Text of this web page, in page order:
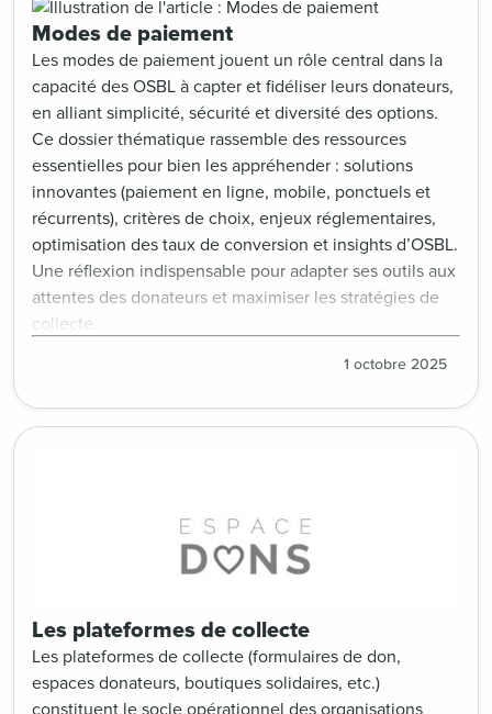
Une approche innovante pour diversifier les modes de
collecte et renforcer la conversation avec les
donateurs.
Modes de paiement
Les modes de paiement jouent un rôle central dans la
capacité des OSBL à capter et fidéliser leurs donateurs,
en alliant simplicité, sécurité et diversité des options.
Ce dossier thématique rassemble des ressources
essentielles pour bien les appréhender : solutions
innovantes (paiement en ligne, mobile, ponctuels et
récurrents), critères de choix, enjeux réglementaires,
optimisation des taux de conversion et insights d’OSBL.
Une réflexion indispensable pour adapter ses outils aux
attentes des donateurs et maximiser les stratégies de
collecte.
1 octobre 2025
Les plateformes de collecte
Les plateformes de collecte (formulaires de don,
espaces donateurs, boutiques solidaires, etc.)
constituent le socle opérationnel des organisations